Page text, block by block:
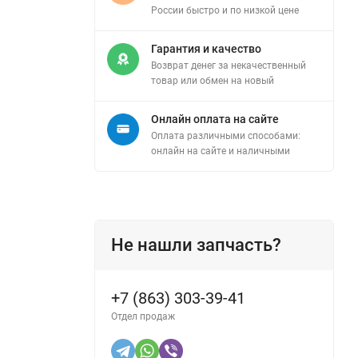
России быстро и по низкой цене
Гарантия и качество
Возврат денег за некачественный
товар или обмен на новый
Онлайн оплата на сайте
Оплата различными способами:
онлайн на сайте и наличными
Не нашли запчасть?
+7 (863) 303-39-41
Отдел продаж